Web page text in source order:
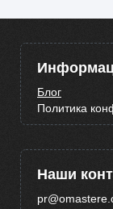
Блог
Политика
Наши